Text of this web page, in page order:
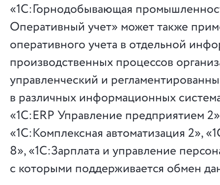
«1С:Горнодобывающая
Оперативный учет» может также
оперативного учета в отдельной
производственных процессов
управленческий и
в различных информационных
«1С:ERP Управление предприятием
«1С:Комплексная автоматизация 2»,
8», «1С:Зарплата и управление
с которыми поддерживается обмен